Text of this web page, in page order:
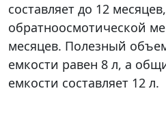
составляет до 12
обратноосмотической
месяцев. Полезный
емкости равен 8 л, а
емкости составляет 12 л.